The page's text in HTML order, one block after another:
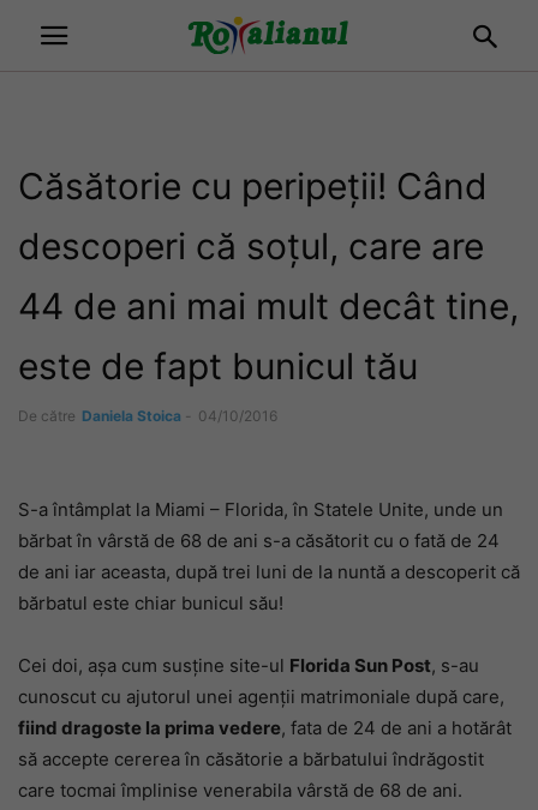
Căsătorie cu peripeții! Când
descoperi că soțul, care are
44 de ani mai mult decât tine,
este de fapt bunicul tău
De către Daniela Stoica - 04/10/2016
S-a întâmplat la Miami – Florida, în Statele Unite, unde un
bărbat în vârstă de 68 de ani s-a căsătorit cu o fată de 24
de ani iar aceasta, după trei luni de la nuntă a descoperit că
bărbatul este chiar bunicul său!
Cei doi, așa cum susține site-ul Florida Sun Post, s-au
cunoscut cu ajutorul unei agenții matrimoniale după care,
fiind dragoste la prima vedere, fata de 24 de ani a hotărât
să accepte cererea în căsătorie a bărbatului îndrăgostit
care tocmai împlinise venerabila vârstă de 68 de ani.